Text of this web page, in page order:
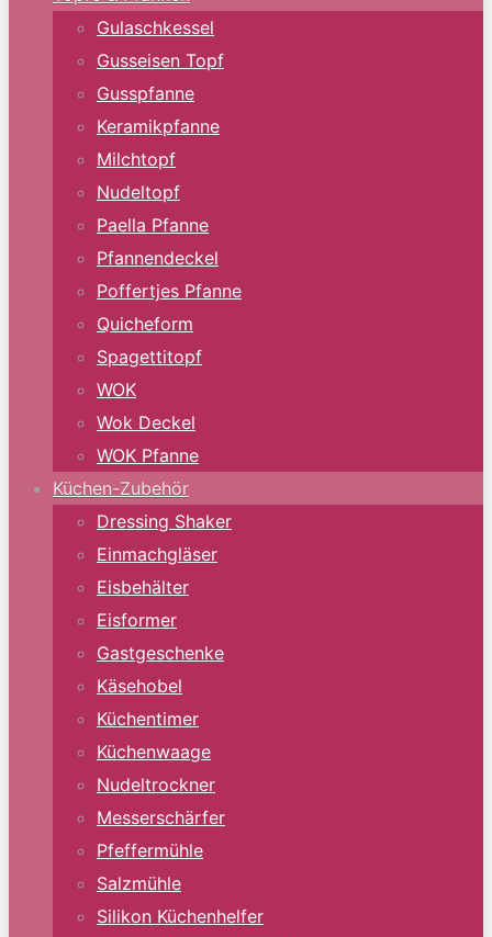
Gulaschkessel
Gusseisen Topf
Gusspfanne
Keramikpfanne
Milchtopf
Nudeltopf
Paella Pfanne
Pfannendeckel
Poffertjes Pfanne
Quicheform
Spagettitopf
WOK
Wok Deckel
WOK Pfanne
Küchen-Zubehör
Dressing Shaker
Einmachgläser
Eisbehälter
Eisformer
Gastgeschenke
Käsehobel
Küchentimer
Küchenwaage
Nudeltrockner
Messerschärfer
Pfeffermühle
Salzmühle
Silikon Küchenhelfer